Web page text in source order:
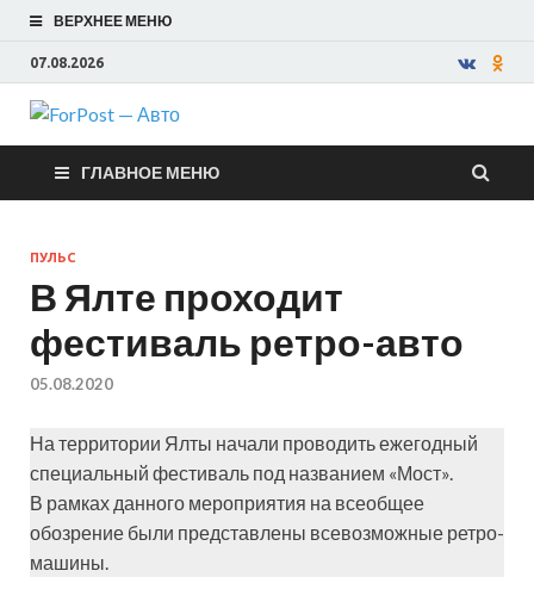
ВЕРХНЕЕ МЕНЮ
07.08.2026
ForPost —
Авто
ГЛАВНОЕ МЕНЮ
ПУЛЬС
В Ялте проходит
фестиваль ретро-авто
05.08.2020
На территории Ялты начали проводить ежегодный
специальный фестиваль под названием «Мост».
В рамках данного мероприятия на всеобщее
обозрение были представлены всевозможные ретро-
машины.